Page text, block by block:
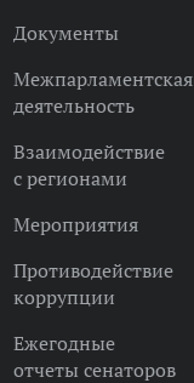
Документы
Межпарламентская
деятельность
Взаимодействие
с регионами
Мероприятия
Противодействие
коррупции
Ежегодные
отчеты сенаторов